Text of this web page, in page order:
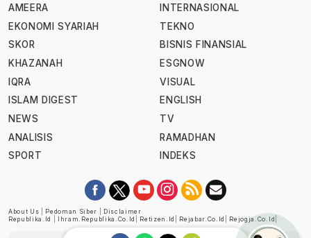
AMEERA
EKONOMI SYARIAH
SKOR
KHAZANAH
IQRA
ISLAM DIGEST
NEWS
ANALISIS
SPORT
INTERNASIONAL
TEKNO
BISNIS FINANSIAL
ESGNOW
VISUAL
ENGLISH
TV
RAMADHAN
INDEKS
About Us Pedoman Siber
Disclaimer
Republika.id
Ihram.republika.co.id Retizen.id Rejabar.co.id Rejogja.co.id